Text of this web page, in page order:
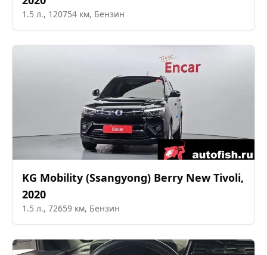
1.5 л., 120754 км, Бензин
KG Mobility (Ssangyong) Berry New Tivoli,
2020
1.5 л., 72659 км, Бензин